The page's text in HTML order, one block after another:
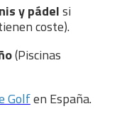
y pádelsi
coste).
(Piscinas
Golfen España.